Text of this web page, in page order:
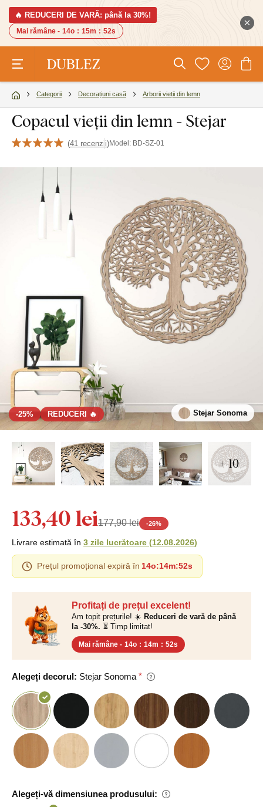
🔥 REDUCERI DE VARĂ: până la 30%!
Mai rămâne - 14o : 15m : 51s
Categorii Decorațiuni casă Arborii vieții din lemn
Copacul vieții din lemn - Stejar
(41 recenzii)Model: BD-SZ-01
-25% REDUCERI 🔥 Stejar Sonoma
+ 10
Profitați de prețul excelent!
Am topit prețurile! ☀️ Reduceri de vară de până
la -30%. ⏳ Timp limitat!
Mai rămâne - 14o : 14m : 52s
Alegeți decorul: Stejar Sonoma
Alegeți-vă dimensiunea produsului:
133,40 lei177,90 lei -26%
Livrare estimată în 3 zile lucrătoare (12.08.2026)
Prețul promoțional expiră în 14o:14m:52s